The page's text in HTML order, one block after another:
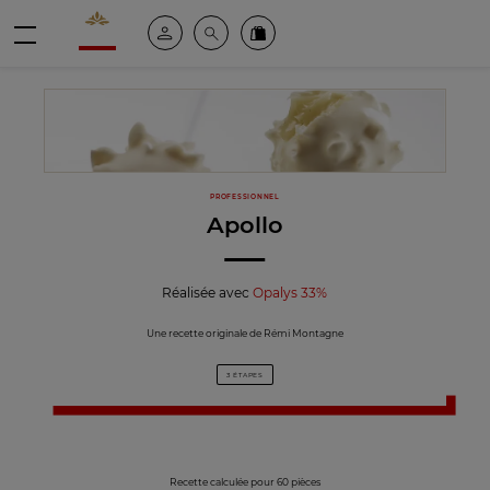
Valrhona - Imaginons le meilleur du chocolat
Espace clientRechercheCommandez en ligne
PROFESSIONNEL
Apollo
Réalisée avecOpalys 33%
Une recette originale de Rémi Montagne
3 ÉTAPES
Recette calculée pour 60 pièces